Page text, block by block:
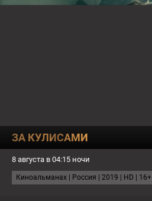
ЗАВТРА
СЕЙЧАС
2:50
Тот еще..!
ЗА КУЛИСАМИ
8 августа в 04:15 ночи
Киноальманах | Россия | 2019 | HD | 16+